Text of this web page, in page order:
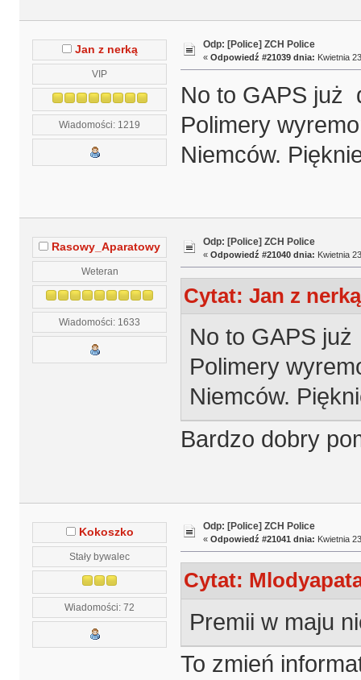
Jan z nerką
VIP
Wiadomości: 1219
Odp: [Police] ZCH Police
« Odpowiedź #21039 dnia: Kwietnia
No to GAPS już
Polimery
Niemców.
Rasowy_Aparatowy
Weteran
Wiadomości: 1633
Odp: [Police] ZCH Police
« Odpowiedź #21040 dnia: Kwietnia
Cytat: Jan z
No to GAPS już
Polimery
Niemców.
Bardzo dobry
Kokoszko
Stały bywalec
Wiadomości: 72
Odp: [Police] ZCH Police
« Odpowiedź #21041 dnia: Kwietnia
Cytat:
Premii w maju
To zmień